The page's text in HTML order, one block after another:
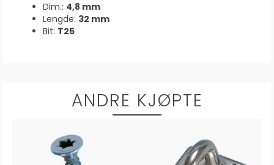
Dim.: 4,8 mm
Lengde: 32 mm
Bit: T25
ANDRE KJØPTE